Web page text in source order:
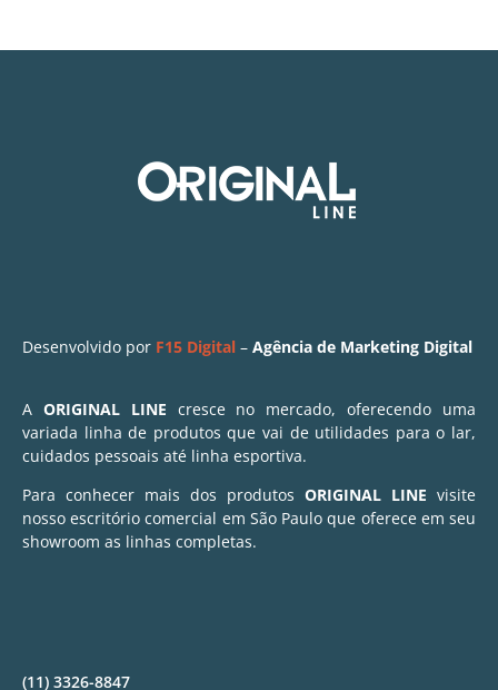
Desenvolvido por F15 Digital – Agência de Marketing Digital
A ORIGINAL LINE cresce no mercado, oferecendo uma
variada linha de produtos que vai de utilidades para o lar,
cuidados pessoais até linha esportiva.
Para conhecer mais dos produtos ORIGINAL LINE visite
nosso escritório comercial em São Paulo que oferece em seu
showroom as linhas completas.
(11) 3326-8847